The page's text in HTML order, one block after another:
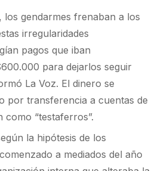
los gendarmes frenaban a los
irregularidades
pagos que iban
para dejarlos seguir
La Voz. El dinero se
por transferencia a cuentas de
“testaferros”.
la hipótesis de los
a mediados del año